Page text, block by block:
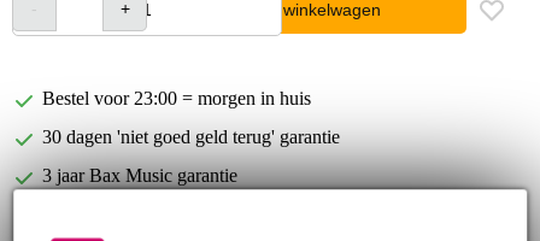
In winkelwagen
Bestel voor 23:00 = morgen in huis
30 dagen 'niet goed geld terug' garantie
3 jaar Bax Music garantie